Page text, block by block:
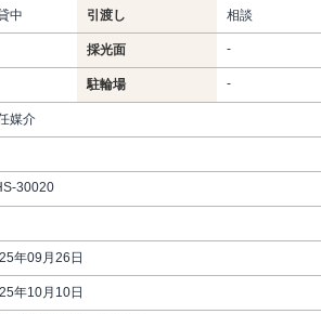
中 引渡し 相談
採光面 -
駐輪場 -
媒介
30020
年09月26日
年10月10日